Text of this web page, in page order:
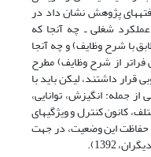
پژوهش نشان­ داد در
شغلی ـ چه آنجا که
با شرح وظایف) و چه آنجا
از شرح وظایف) مطرح
قرار داشتند، لیکن ­باید با
جمله: انگیزش، توانایی،
کانون­ کنترل و ویژگی­های
حفاظت این وضعیت، در جهت
1392).